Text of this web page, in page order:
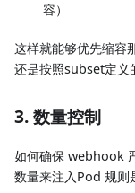
容）
这样就能够优先缩容
还是按照subset定义
3. 数量控制
如何确保 webhook
数量来注入Pod 规则